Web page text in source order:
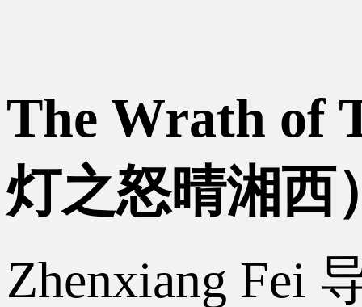
The Wrath of
灯之怒晴湘西
Zhenxiang Fei